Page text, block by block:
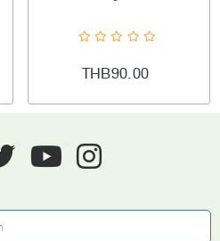
THB90.00
twitter youtube instagram